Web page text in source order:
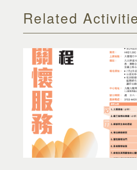
Related